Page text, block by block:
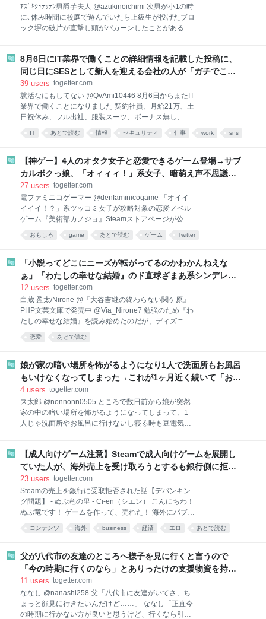
「投げた子って？」と聞いた
ｱｽﾞｷｼｭﾃｯﾃﾝ男爵芋夫人 @azukinoichimi 次男が小1の時
に､休み時間に校庭で遊んでいたら上級生が投げたブロ
ック塀の破片が直撃し頭がパカーンしたことがある。
私は聞いた… x.com/okugaikoukok/s… 2026-08-05
07:33:47 ハト @okugaikoukok 【お願い】 私事で恐縮
ですが、皆さんが知ってる「怖い話」を教えてくださ
い。思わずゾッとした話や怪談、なんでもお待ちして
います。 身長2m以上ある白い女が窓からヌーって入
ってきたことある 2026-07-24 18:13:58
8月6日にIT業界で働くことの詳細情報を記載した投稿に、
同じ日にSESとして新人を迎える会社の人が「ガチでこの
人来る説あるんだけど」とコメント→入社前から身バレの
可能性が…
39 users togetter.com
就活なにもしてない @QvAmi10446 8月6日からまたIT
業界で働くことになりました 契約社員、月給21万、土
日祝休み、フル出社、服装スーツ、ボーナス無し、最
寄り銀座線、コーヒー飲み放題、交通費全額支給 仕事
内容は運用保守というもので、リースしてるPCが故障
成 この契約内容でした 2026-07-28 11:43:02 就活なに
もしてない @QvAmi10446 明日からITの仕事が始まり
ます めちゃくちゃ緊張するけど怒られないように頑張
ションに住めないし、底辺で辛い人生をずっと歩むの
は本当に嫌です お金持ちにどうしてもなりたいんです
人生ガチで変えるために20時から明日の作戦会議＆FX
配信します 2026-08-05 16:13:58
IT あとで読む 情報 セキュリティ 仕事 work sns
【神ゲー】4人のオタク女子と恋愛できるゲーム登場→サブ
カルボクっ娘、「オィィィ！」系女子、暗萌え声不思議ち
ゃん、暗黒微笑夢女子…「直視できない」
27 users togetter.com
電ファミニコゲーマー @denfaminicogame 「オイイ
イイイ！？」系ツッコミ女子が攻略対象の恋愛ノベル
ゲーム『美術部カノジョ』Steamストアページが公開
news.denfaminicogamer.jp/news/2608052a ボクっ娘
サブカル女子や、萌え声不思議ちゃん女子と“痛かわい
眼中にないため攻略対象外 pic.x.com/XmzCFj0C2s
2026-08-05 18:00:44 電ファミニコゲーマー
@denfaminicogame 開発者への独占取材、制作秘話、
の魅力を、作り手の想いとともにお伝えします。時に
マニアック、時にポップに。すべてのゲームファンに
向けて情報をお届けします。
news.denfaminicogamer.jp
おもしろ game あとで読む ゲーム Twitter
「小説ってどこにニーズが転がってるのかわかんねえな
ぁ」『わたしの幸せな結婚』のド直球ざまあ系シンデレラ
ストーリーが若者にヒットしているという事実に考え込む
12 users togetter.com
白蔵 盈太/Nirone @『大谷吉継の終わらない関ケ原』
PHP文芸文庫で発売中 @Via_Nirone7 勉強のため『わ
たしの幸せな結婚』を読み始めたのだが、ディズニー
ですらプリンセスが王子様を頼らなくなったこの令和
に、このド直球ざまあ系シンデレラストーリーが若者
ズが転がってるのかわかんねえなぁ」と、ずっと考え
込んでる。 継母と義妹に 2026-08-03 20:43:46 白蔵
盈太/Nirone @『大谷吉継の終わらない関ケ原』PHP
た何の才能もないヒロイン（実は死んだ母から受け継
いだ異能力を秘めてるっぽいのだが、まだ発現してな
いだけ）が、これまでに何人も縁談を断ってきた冷酷
御曹司の元に捨てられるように縁談に出されたが、超
絶イケ
恋愛 あとで読む
娘が家の暗い場所を怖がるようになり1人で洗面所もお風呂
もいけなくなってしまった→これが1ヶ月近く続いて「お化
けじゃない！知らない人がいたの！」と言われて話が変わ
ってきた
4 users togetter.com
ス太郎 @nonnonn0505 ところで数日前から娘が突然
家の中の暗い場所を怖がるようになってしまって、1
人じゃ洗面所やお風呂に行けないし寝る時も豆電気つ
た……いや聞きたくないやめて⁇⁇ 2026-07-12
02:06:58 ス太郎 @nonnonn0505 これいまだに続いて
て、こないだ誰もいない私の部屋の豆電気がついてた
という理由で大泣きしたので「お化けはうちにはこな
いよ。ママの死んだお父さんめちゃめちゃ怖かったか
らお化けが来たら全部殺してくれるよ」と宥めたら
ばれて、話が変わってきた x.com/nonnonn0505/st…
【成人向けゲーム注意】Steamで成人向けゲームを展開し
ていた人が、海外売上を受け取ろうとするも銀行側に拒否
される→発生している売上から税金だけ取られる事態に
23 users togetter.com
Steamの売上を銀行に受取拒否された話【デバンキン
グ問題】 - ぬぷ竜の里 - Ci-en（シエン） こんにちわ！
ぬぷ竜です！ ゲームを作って、売れた！ 海外にパブリ
ッシャーを通して、Steamで売れた！ パブリッシャー
さんからこちらに送金したらしいぞ～ 銀行が受け取っ
⚡Game*Spark⚡ @gamespark 数十万本ヒット成人向
け『ヤリステメスブター』開発者、Steamからの売上
を銀行に受け取り拒否されたことを明かす。今も続く
gamespark.jp/article/2026/0… 入金拒否をされたとし
ても売上金額自体には納税の義務があり、お金が入っ
コンテンツ 海外 business 経済 エロ あとで読む
父が八代市の友達のところへ様子を見に行くと言うので
「今の時期に行くのなら」とありったけの支援物資を持た
せたところ、梨を大量にもらって帰ってきた
11 users togetter.com
ななし @nanashi258 父「八代市に友達がいてさ、ち
ょっと顔見に行きたいんだけど……」 ななし「正直今
の時期に行かない方が良いと思うけど、行くなら引か